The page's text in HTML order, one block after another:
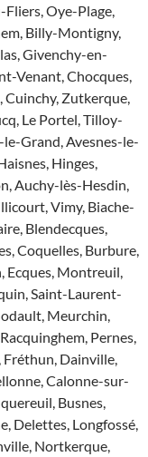
Oye-Plage,
Billy-Montigny,
Givenchy-en-
Venant, Chocques,
Cuinchy, Zutkerque,
Le Portel, Tilloy-
Grand, Avesnes-le-
Hinges,
Auchy-lès-Hesdin,
Vimy, Biache-
Blendecques,
Coquelles, Burbure,
Ecques, Montreuil,
Saint-Laurent-
Meurchin,
Pernes,
Fréthun, Dainville,
Calonne-sur-
Busnes,
Delettes, Longfossé,
Nortkerque,